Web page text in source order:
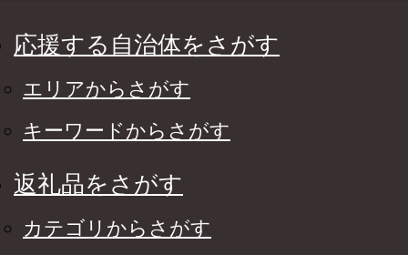
応援する自治体をさがす
エリアからさがす
キーワードからさがす
返礼品をさがす
カテゴリからさがす